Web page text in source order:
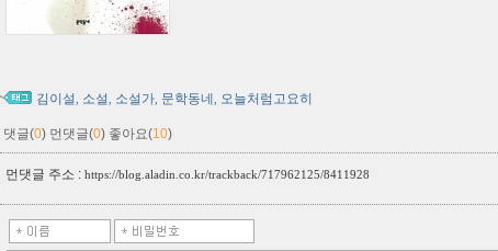
김이설, 소설, 소설가, 문학동네 , 오늘처럼고요히
댓글(0) 먼댓글(0) 좋아요(10)
먼댓글 주소 : https://blog.aladin.co.kr/trackback/717962125/8411928